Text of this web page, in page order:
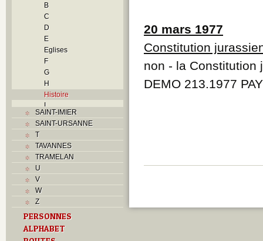
B
C
D
E
Eglises
F
G
H
Histoire
I
L
M
P
Problème jurassien
U
Z
SAINT-IMIER
SAINT-URSANNE
T
TAVANNES
TRAMELAN
U
V
W
Z
PERSONNES
ALPHABET
20 mars 1977
Constitution
non - la Constitution
DEMO 213.1977